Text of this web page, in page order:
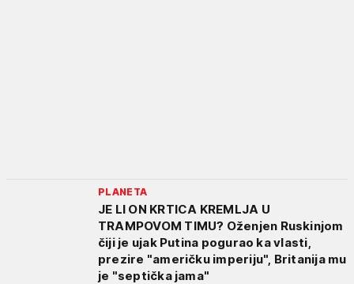
PLANETA
JE LI ON KRTICA KREMLJA U
TRAMPOVOM TIMU? Oženjen Ruskinjom
čiji je ujak Putina pogurao ka vlasti,
prezire "američku imperiju", Britanija mu
je "septička jama"